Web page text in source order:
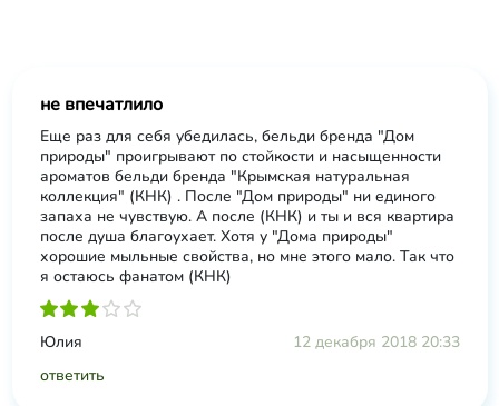
не впечатлило
Еще раз для себя убедилась, бельди бренда "Дом
природы" проигрывают по стойкости и насыщенности
ароматов бельди бренда "Крымская натуральная
коллекция" (КНК) . После "Дом природы" ни единого
запаха не чувствую. А после (КНК) и ты и вся квартира
после душа благоухает. Хотя у "Дома природы"
хорошие мыльные свойства, но мне этого мало. Так что
я остаюсь фанатом (КНК)
Юлия
12 декабря 2018 20:33
ответить